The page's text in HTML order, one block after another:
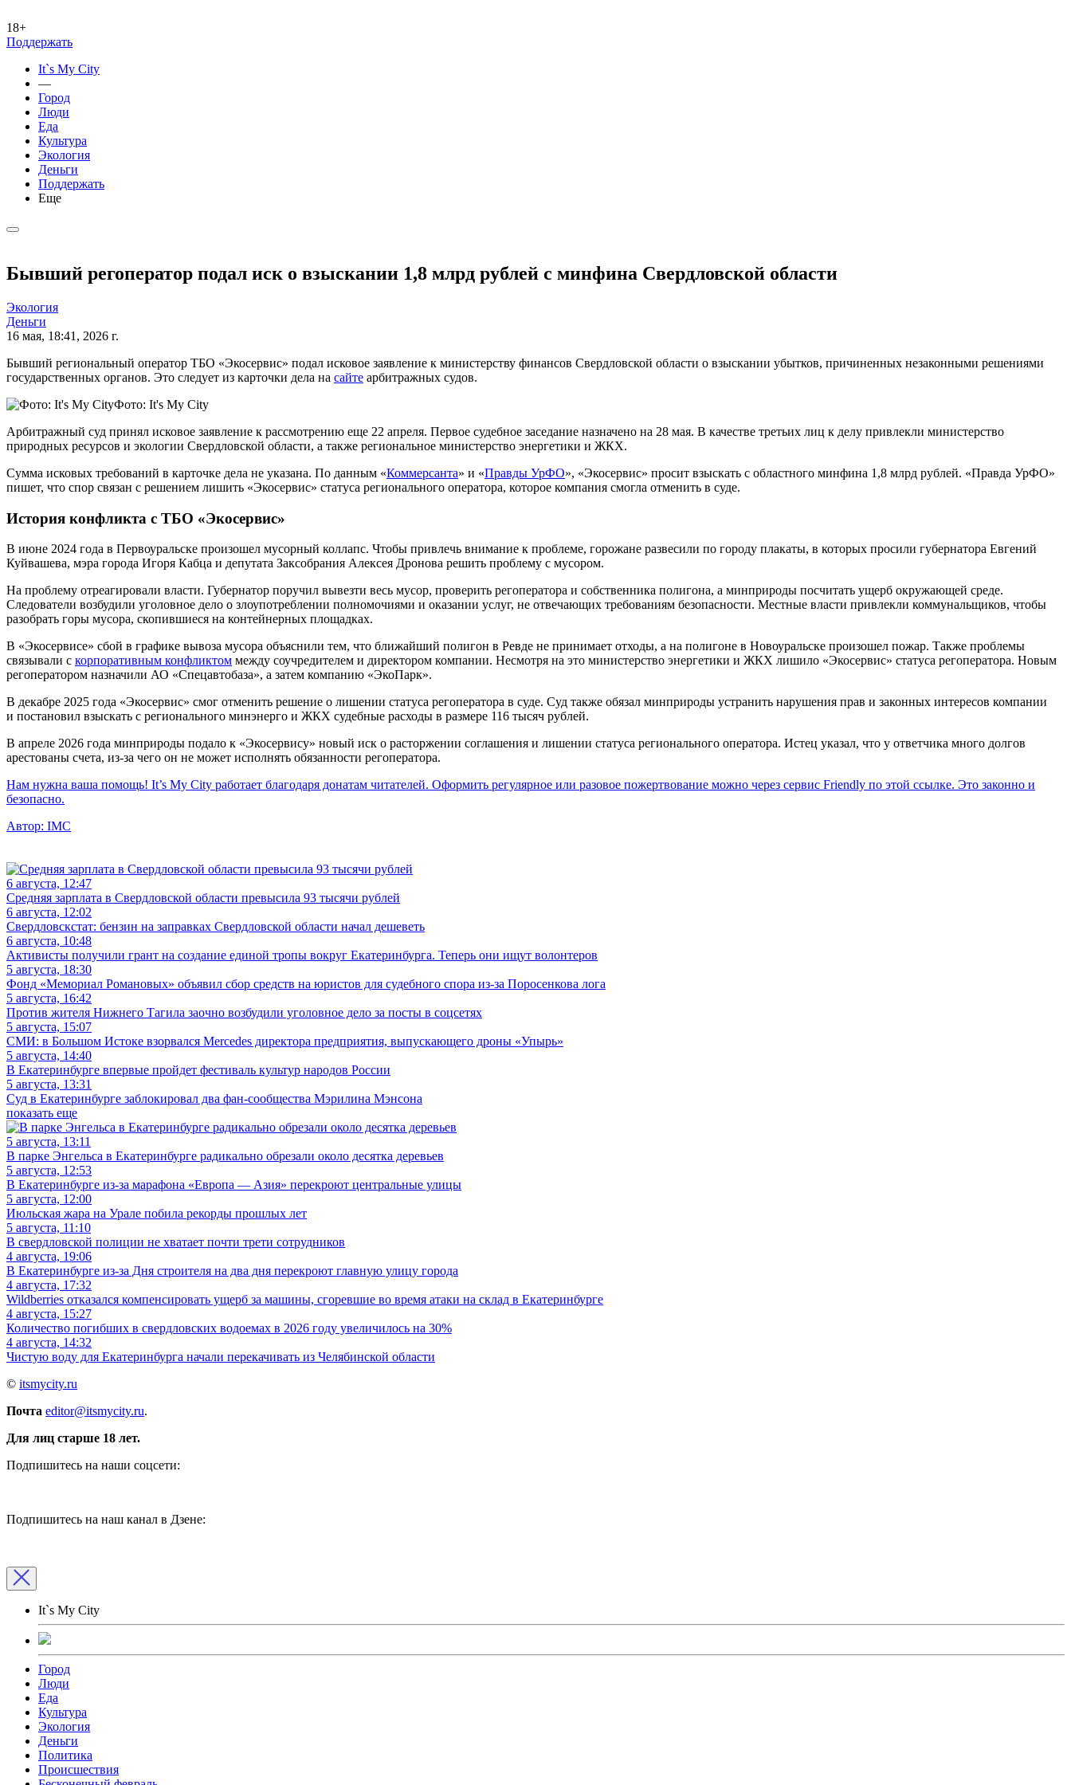
18+
Поддержать
It`s My City
—
Город
Люди
Еда
Культура
Экология
Деньги
Поддержать
Еще
Бывший регоператор подал иск о взыскании 1,8 млрд рублей с минфина Свердловской области
Экология
Деньги
16 мая, 18:41, 2026 г.
Бывший региональный оператор ТБО «Экосервис» подал исковое заявление к министерству финансов Свердловской области о взыскании убытков, причиненных незаконными решениями
государственных органов. Это следует из карточки дела на сайте арбитражных судов.
Фото: It's My City
Арбитражный суд принял исковое заявление к рассмотрению еще 22 апреля. Первое судебное заседание назначено на 28 мая. В качестве третьих лиц к делу привлекли министерство
природных ресурсов и экологии Свердловской области, а также региональное министерство энергетики и ЖКХ.
Сумма исковых требований в карточке дела не указана. По данным «Коммерсанта» и «Правды УрФО», «Экосервис» просит взыскать с областного минфина 1,8 млрд рублей. «Правда УрФО»
пишет, что спор связан с решением лишить «Экосервис» статуса регионального оператора, которое компания смогла отменить в суде.
История конфликта с ТБО «Экосервис»
В июне 2024 года в Первоуральске произошел мусорный коллапс. Чтобы привлечь внимание к проблеме, горожане развесили по городу плакаты, в которых просили губернатора Евгений
Куйвашева, мэра города Игоря Кабца и депутата Заксобрания Алексея Дронова решить проблему с мусором.
На проблему отреагировали власти. Губернатор поручил вывезти весь мусор, проверить регоператора и собственника полигона, а минприроды посчитать ущерб окружающей среде.
Следователи возбудили уголовное дело о злоупотреблении полномочиями и оказании услуг, не отвечающих требованиям безопасности. Местные власти привлекли коммунальщиков, чтобы
разобрать горы мусора, скопившиеся на контейнерных площадках.
В «Экосервисе» сбой в графике вывоза мусора объяснили тем, что ближайший полигон в Ревде не принимает отходы, а на полигоне в Новоуральске произошел пожар. Также проблемы
связывали с корпоративным конфликтом между соучредителем и директором компании. Несмотря на это министерство энергетики и ЖКХ лишило «Экосервис» статуса регоператора. Новым
регоператором назначили АО «Спецавтобаза», а затем компанию «ЭкоПарк».
В декабре 2025 года «Экосервис» смог отменить решение о лишении статуса регоператора в суде. Суд также обязал минприроды устранить нарушения прав и законных интересов компании
и постановил взыскать с регионального минэнерго и ЖКХ судебные расходы в размере 116 тысяч рублей.
В апреле 2026 года минприроды подало к «Экосервису» новый иск о расторжении соглашения и лишении статуса регионального оператора. Истец указал, что у ответчика много долгов
арестованы счета, из-за чего он не может исполнять обязанности регоператора.
Нам нужна ваша помощь! It’s My City работает благодаря донатам читателей. Оформить регулярное или разовое пожертвование можно через сервис Friendly по этой ссылке. Это законно и
безопасно.
Автор: IMC
6 августа, 12:47
Средняя зарплата в Свердловской области превысила 93 тысячи рублей
6 августа, 12:02
Свердловскстат: бензин на заправках Свердловской области начал дешеветь
6 августа, 10:48
Активисты получили грант на создание единой тропы вокруг Екатеринбурга. Теперь они ищут волонтеров
5 августа, 18:30
Фонд «Мемориал Романовых» объявил сбор средств на юристов для судебного спора из-за Поросенкова лога
5 августа, 16:42
Против жителя Нижнего Тагила заочно возбудили уголовное дело за посты в соцсетях
5 августа, 15:07
СМИ: в Большом Истоке взорвался Mercedes директора предприятия, выпускающего дроны «Упырь»
5 августа, 14:40
В Екатеринбурге впервые пройдет фестиваль культур народов России
5 августа, 13:31
Суд в Екатеринбурге заблокировал два фан-сообщества Мэрилина Мэнсона
показать еще
5 августа, 13:11
В парке Энгельса в Екатеринбурге радикально обрезали около десятка деревьев
5 августа, 12:53
В Екатеринбурге из-за марафона «Европа — Азия» перекроют центральные улицы
5 августа, 12:00
Июльская жара на Урале побила рекорды прошлых лет
5 августа, 11:10
В свердловской полиции не хватает почти трети сотрудников
4 августа, 19:06
В Екатеринбурге из-за Дня строителя на два дня перекроют главную улицу города
4 августа, 17:32
Wildberries отказался компенсировать ущерб за машины, сгоревшие во время атаки на склад в Екатеринбурге
4 августа, 15:27
Количество погибших в свердловских водоемах в 2026 году увеличилось на 30%
4 августа, 14:32
Чистую воду для Екатеринбурга начали перекачивать из Челябинской области
© itsmycity.ru
Почта editor@itsmycity.ru.
Для лиц старше 18 лет.
Подпишитесь на наши соцсети:
Подпишитесь на наш канал в Дзене:
It`s My City
Город
Люди
Еда
Культура
Экология
Деньги
Политика
Происшествия